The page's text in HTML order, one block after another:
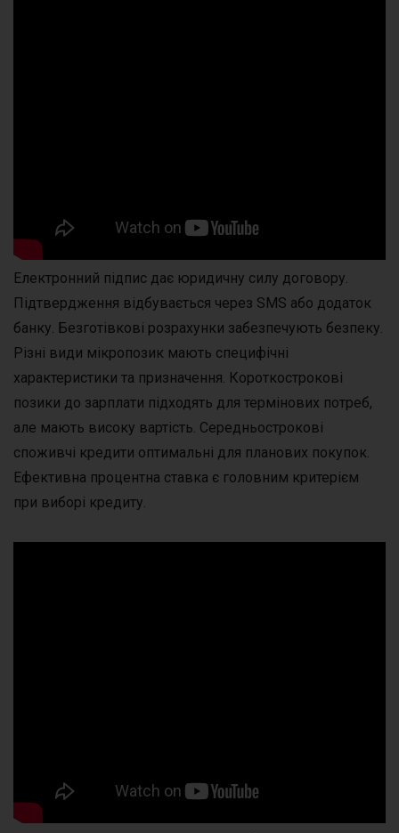
Електронний підпис дає юридичну силу договору.
Підтвердження відбувається через SMS або додаток
банку. Безготівкові розрахунки забезпечують безпеку.
Різні види мікропозик мають специфічні
характеристики та призначення. Короткострокові
позики до зарплати підходять для термінових потреб,
але мають високу вартість. Середньострокові
споживчі кредити оптимальні для планових покупок.
Ефективна процентна ставка є головним критерієм
при виборі кредиту.